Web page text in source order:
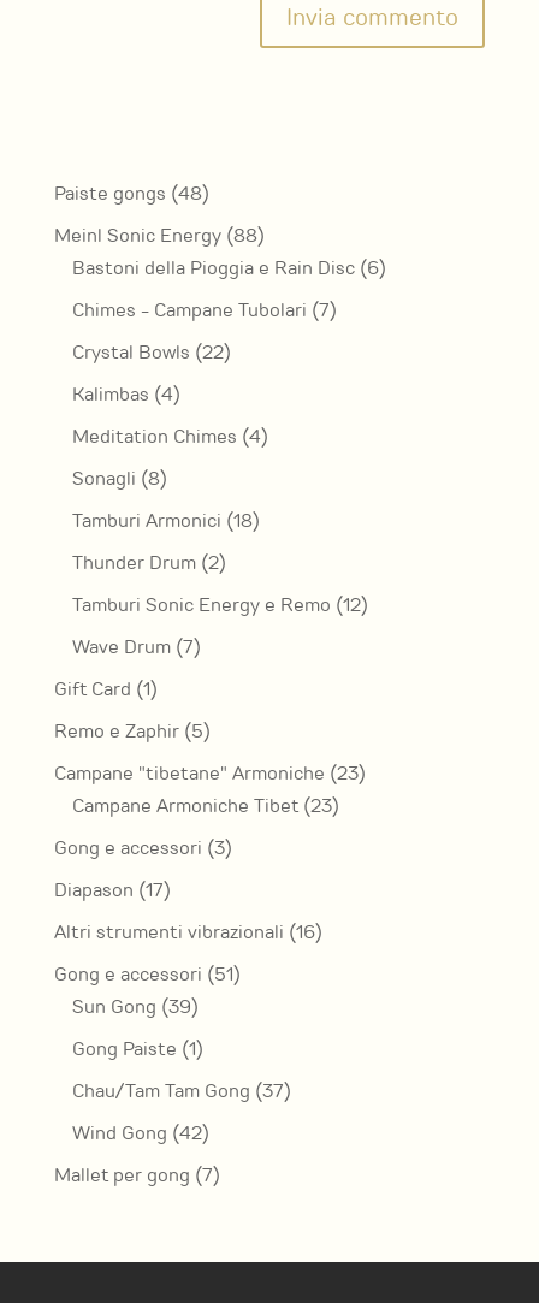
Paiste gongs 4848
prodotti
Meinl Sonic Energy 8888
prodotti
Bastoni della Pioggia e Rain Disc 66
Chimes - Campane Tubolari 77
Crystal Bowls 2222
Kalimbas 44
prodotti
Meditation Chimes 44
Sonagli 88
prodotti
Tamburi Armonici 1818
Thunder Drum 22
prodotti
Tamburi Sonic Energy e Remo 1212
Wave Drum 77
Gift Card 11
prodotto
Remo e Zaphir 55
prodotti
Campane "tibetane" Armoniche 2323
Campane Armoniche Tibet 2323
Gong e accessori 33
Diapason 1717
prodotti
Altri strumenti vibrazionali 1616
Gong e accessori 5151
Sun Gong 3939
prodotti
Gong Paiste 11
prodotto
Chau/Tam Tam Gong 3737
Wind Gong 4242
prodotti
Mallet per gong 77